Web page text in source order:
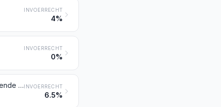
INVOERRECHT
4%
INVOERRECHT
0%
Minerale of chemische meststoffen die twee of drie van de vruchtbaarmakende elementen stikstof, fosfor en kalium bevatten; andere meststoffen; producten bedoeld bij dit hoofdstuk, in tabletten of in dergelijke vormen, dan wel in verpakkingen met een brutogewicht van niet meer dan 10 kgINVOERRECHT
6.5%